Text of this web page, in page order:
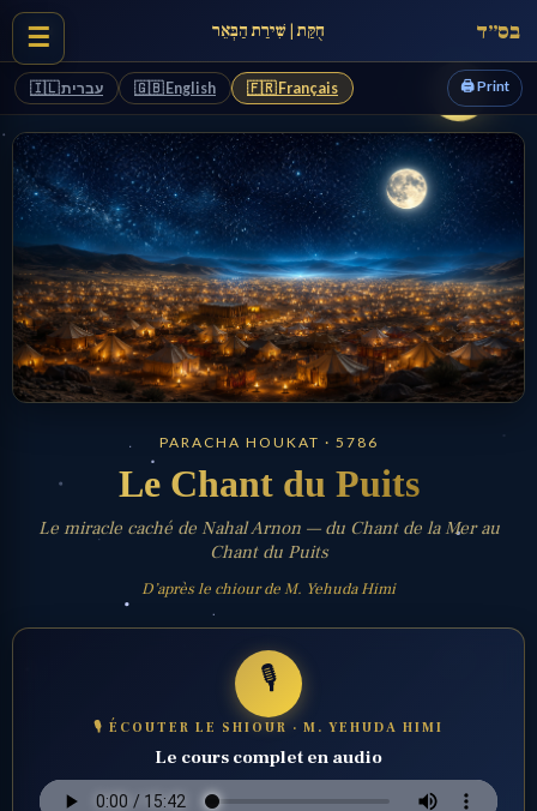
חֻקַּת | שִׁירַת הַבְּאֵר בס״ד
🇮🇱 עברית 🇬🇧 English 🇫🇷 Français 🖨️ Print
PARACHA HOUKAT · 5786
Le Chant du Puits
Le miracle caché de Nahal Arnon — du Chant de la Mer au
Chant du Puits
D’après le chiour de M. Yehuda Himi
🎙️
🎙 ÉCOUTER LE SHIOUR · M. YEHUDA HIMI
Le cours complet en audio
☰